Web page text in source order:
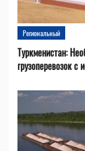
Региональный
Туркменистан:
грузоперевозок с